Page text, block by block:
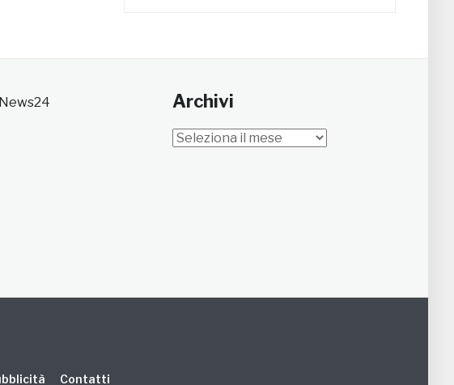
Archivi
Archivi
Contatti